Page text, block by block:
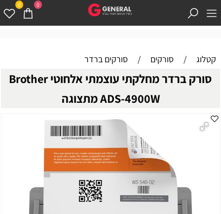
0 0
קטלוג / סורקים / סורקים ברדר
סורק ברדר מחלקתי עוצמתי אלחוטי Brother
ADS-4900W מתצוגה